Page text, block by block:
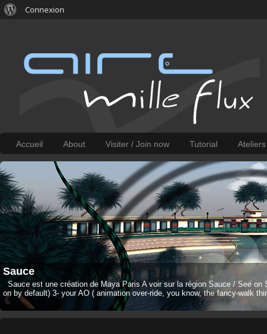
Accueil About Visiter / Join now Tutorial
Sauce
Sauce est une création de Maya Paris A voir sur la région Sauce / See
on by default) 3- your AO ( animation over-ride, you know, the fancy-walk
Connexion